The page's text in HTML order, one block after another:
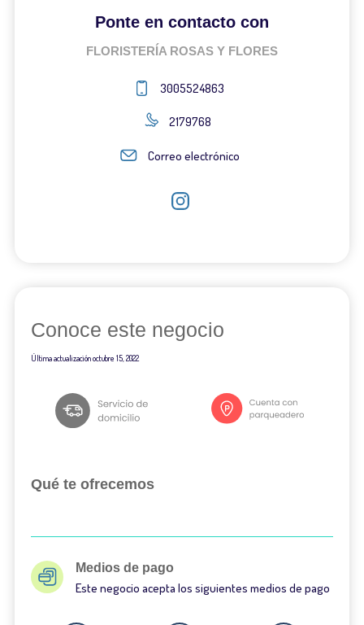
Ponte en contacto con
FLORISTERÍA ROSAS Y FLORES
3005524863
2179768
Correo electrónico
Conoce este negocio
Última actualizaciónoctubre 15, 2022
Qué te ofrecemos
Medios de pago
Este negocio acepta los siguientes medios de pago